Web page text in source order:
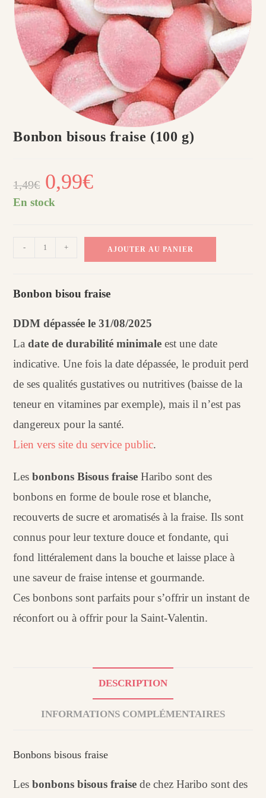
Bonbon bisous fraise (100 g)
1,49€
Le
prix
initial
était :
1,49€.
0,99€actuel
En stock
bisous
(100
- + AJOUTER AU PANIER
Bonbon bisou fraise
DDM dépassée le 31/08/2025
Ladate de durabilité minimale est une date
indicative. Une fois la date dépassée, le produit perd
de ses qualités gustatives ou nutritives (baisse de la
teneur en vitamines par exemple), mais il n’est pas
dangereux pour la santé.
Lien vers site du service public.
Les bonbons Bisous fraise Haribo sont des
bonbons en forme de boule rose et blanche,
recouverts de sucre et aromatisés à la fraise. Ils sont
connus pour leur texture douce et fondante, qui
fond littéralement dans la bouche et laisse place à
une saveur de fraise intense et gourmande.
Ces bonbons sont parfaits pour s’offrir un instant de
réconfort ou à offrir pour la Saint-Valentin.
DESCRIPTION
INFORMATIONS COMPLÉMENTAIRES
Bonbons bisous fraise
Lesbonbons bisous fraise de chez Haribo sont des